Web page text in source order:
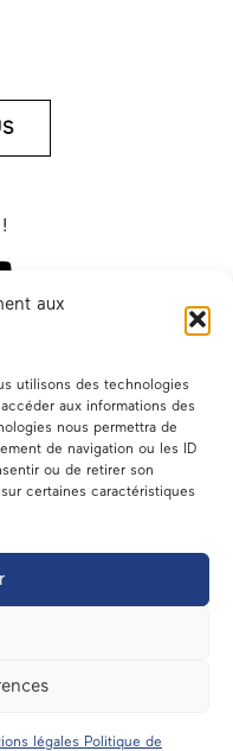
aux
utilisons des technologies
aux informations des
nous permettra de
de navigation ou les ID
ou de retirer son
certaines caractéristiques
légales Politique de